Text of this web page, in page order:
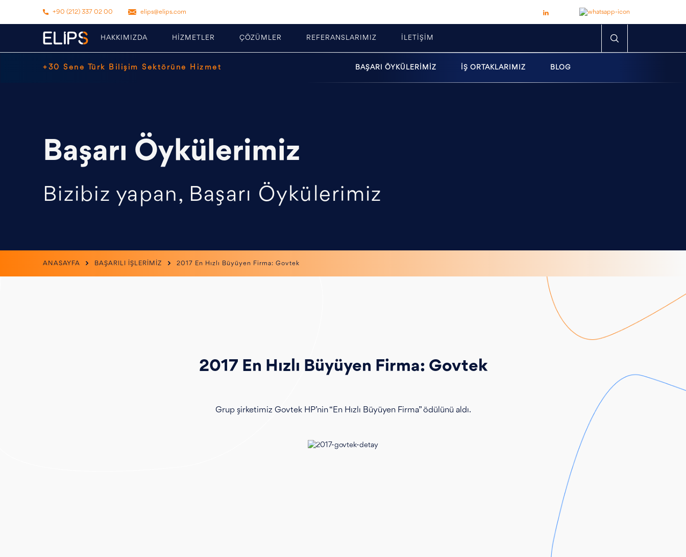
+90 (212) 337 02 00 elips@elips.com
HAKKIMIZDA HİZMETLER ÇÖZÜMLER REFERANSLARIMIZ İLETİŞİM
+30 Sene Türk Bilişim Sektörüne Hizmet BAŞARI ÖYKÜLERİMİZ İŞ ORTAKLARIMIZ BLOG
Başarı Öykülerimiz
Bizibiz yapan, Başarı Öykülerimiz
ANASAYFA BAŞARILI İŞLERİMİZ 2017 En Hızlı Büyüyen Firma: Govtek
2017 En Hızlı Büyüyen Firma: Govtek
Grup şirketimiz Govtek HP’nin “En Hızlı Büyüyen Firma” ödülünü aldı.